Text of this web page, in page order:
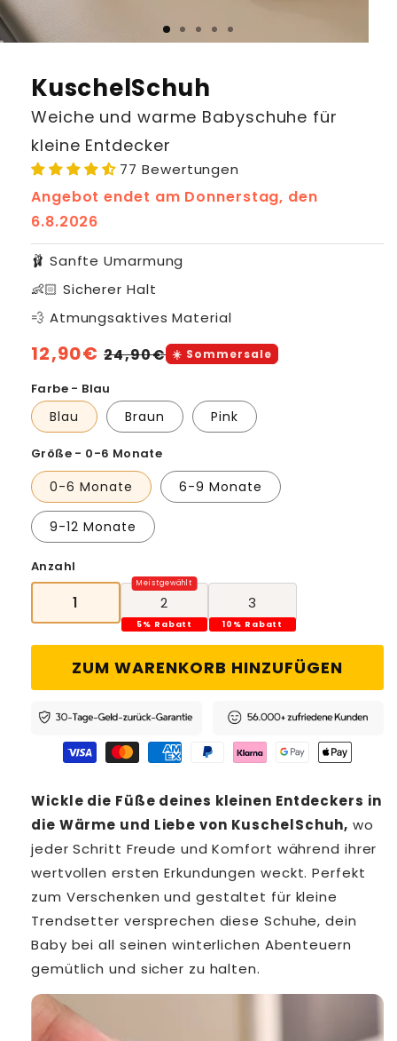
KuschelSchuh
Weiche und warme Babyschuhe für
kleine Entdecker
77 Bewertungen
Angebot endet am Donnerstag, den
6.8.2026
🩰 Sanfte Umarmung
👶🏻 Sicherer Halt
💨 Atmungsaktives Material
Normaler
Preis
12,90€ Verkaufspreis
24,90€ ☀️ Sommersale
Farbe - Blau
Blau Braun Pink
Größe - 0-6 Monate
0-6 Monate 6-9 Monate
9-12 Monate
Anzahl
1 2
5% Rabatt
3
10% Rabatt
ZUM WARENKORB HINZUFÜGEN
Wickle die Füße deines kleinen Entdeckers in
die Wärme und Liebe von KuschelSchuh, wo
jeder Schritt Freude und Komfort während ihrer
wertvollen ersten Erkundungen weckt. Perfekt
zum Verschenken und gestaltet für kleine
Trendsetter versprechen diese Schuhe, dein
Baby bei all seinen winterlichen Abenteuern
gemütlich und sicher zu halten.